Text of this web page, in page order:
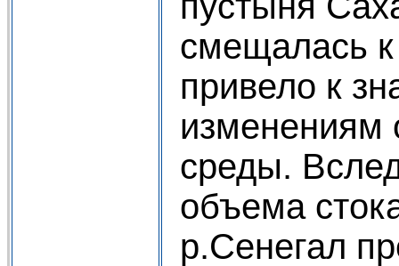
смещалась к
привело к
среды.
объема
р.Сенегал